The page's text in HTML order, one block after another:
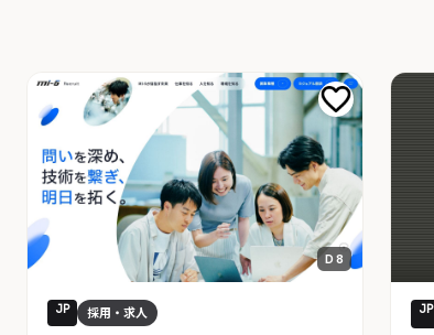
D 8
JP 採用・求人 JP